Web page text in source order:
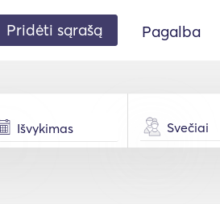
Pridėti sąrašą Pagalba
Svečiai